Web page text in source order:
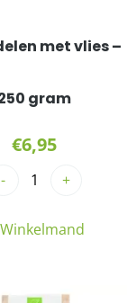
met vlies –
gram
€6,95
- +